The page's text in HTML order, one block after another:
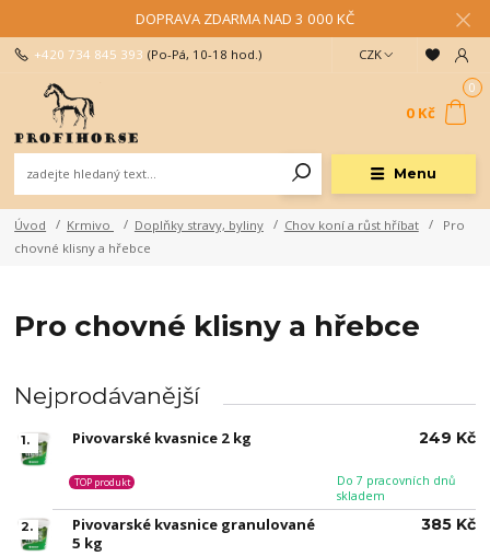
DOPRAVA ZDARMA NAD 3 000 KČ
Menu
CZK
+420 734 845 393 (Po-Pá, 10-18 hod.)
0
0 Kč
Úvod Krmivo Doplňky stravy, byliny Chov koní a růst hříbat
Pro
chovné klisny a hřebce
Pro chovné klisny a hřebce
Nejprodávanější
1. Pivovarské kvasnice 2 kg
Do 7 pracovních dnů
skladem
TOP produkt
249 Kč
2.
Pivovarské kvasnice granulované
5 kg
385 Kč